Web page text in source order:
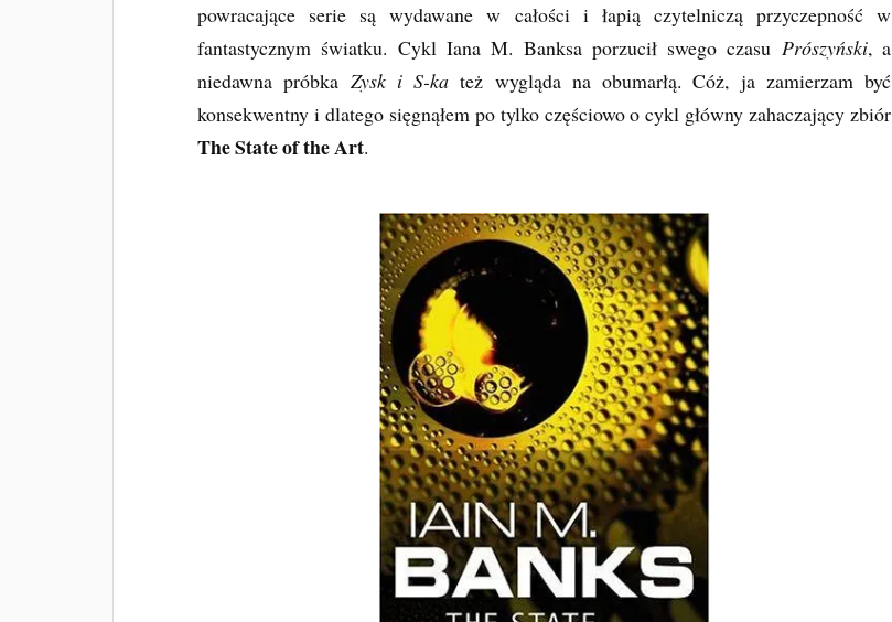
powracające serie są wydawane w całości i łapią czytelniczą przyczepność w
fantastycznym światku. Cykl Iana M. Banksa porzucił swego czasu Prószyński, a
niedawna próbka Zysk i S-ka też wygląda na obumarłą. Cóż, ja zamierzam być
konsekwentny i dlatego sięgnąłem po tylko częściowo o cykl główny zahaczający zbiór
The State of the Art.